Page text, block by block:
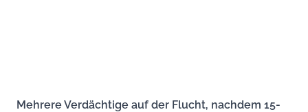
Mehrere Verdächtige auf der Flucht, nachdem 15-